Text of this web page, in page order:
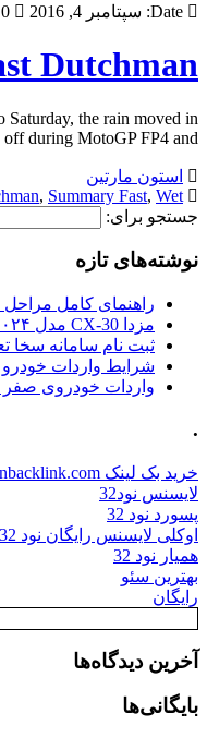
Date: سپتامبر 4, 2016 0
Dutchman
the rain moved in
during MotoGP FP4 and […]
استون مارتین
, Summary Fast, Wet
جستجو برای:
نوشته‌های تازه
راهنمای کامل مراحل و
مزدا CX-30 مدل ۲۰۲۴ آفتاب خودرو؛ بررسی و مشخصات فنی
ثبت نام سامانه سخا
شرایط واردات خودرو
واردات خودروی
.
خرید بک لینک behtarinbacklink.com
لایسنس نود32
پسورد نود 32
اوکلی لایسنس رایگان نود 32
همیار نود 32
بهترین سئو
رایگان
آخرین دیدگاه‌ها
بایگانی‌ها